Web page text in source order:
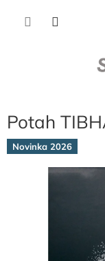
Potah
Novinka 2026